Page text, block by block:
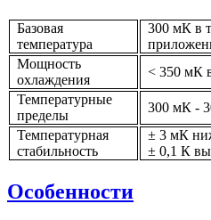
Базовая
температура
300 мК в
Мощность
охлаждения
< 350 мК
Температурные
пределы
300 мК -
Температурная
стабильность
± 3 мК
± 0,1 К
Особенности